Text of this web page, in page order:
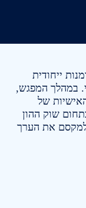
ייחודית
במהלך המפגש,
של
שוק ההון
את הערך